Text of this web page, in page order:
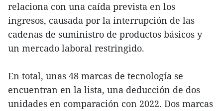
relaciona con una caída prevista en los
ingresos, causada por la interrupción de las
cadenas de suministro de productos básicos y
un mercado laboral restringido.
En total, unas 48 marcas de tecnología se
encuentran en la lista, una deducción de dos
unidades en comparación con 2022. Dos marcas